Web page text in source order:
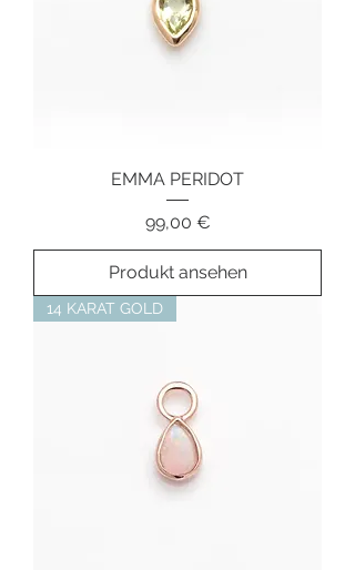
EMMA PERIDOT
Preis
99,00 €
Produkt ansehen
14 KARAT GOLD